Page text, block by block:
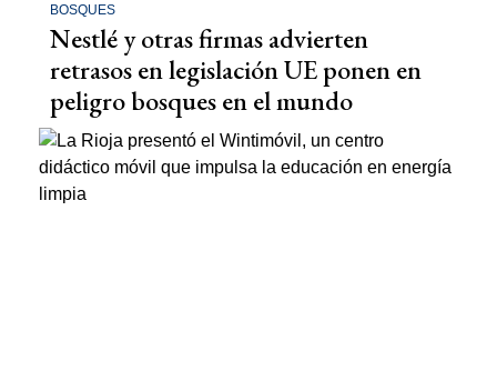
BOSQUES
Nestlé y otras firmas advierten
retrasos en legislación UE ponen en
peligro bosques en el mundo